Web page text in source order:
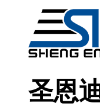
圣恩